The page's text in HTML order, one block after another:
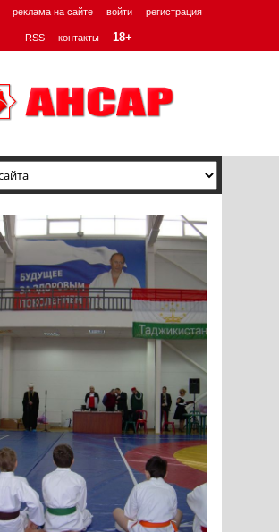
реклама на сайте войти регистрация
RSS контакты 18+